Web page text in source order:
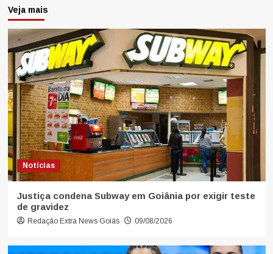
Veja mais
Notícias
Justiça condena Subway em Goiânia por exigir teste
de gravidez
Redação Extra News Goiás 09/08/2026